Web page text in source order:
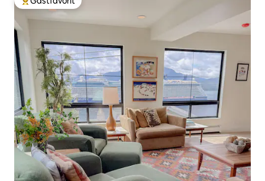
Populär gästfavorit